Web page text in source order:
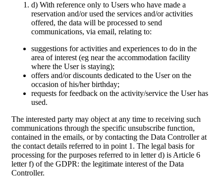
d) With reference only to Users who have made a
reservation and/or used the services and/or activities
offered, the data will be processed to send
communications, via email, relating to:
suggestions for activities and experiences to do in the
area of interest (eg near the accommodation facility
where the User is staying);
offers and/or discounts dedicated to the User on the
occasion of his/her birthday;
requests for feedback on the activity/service the User has
used.
The interested party may object at any time to receiving such
communications through the specific unsubscribe function,
contained in the emails, or by contacting the Data Controller at
the contact details referred to in point 1. The legal basis for
processing for the purposes referred to in letter d) is Article 6
letter f) of the GDPR: the legitimate interest of the Data
Controller.